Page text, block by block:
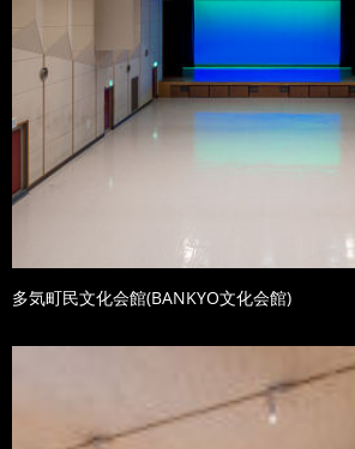
多気町民文化会館(BANKYO文化会館)